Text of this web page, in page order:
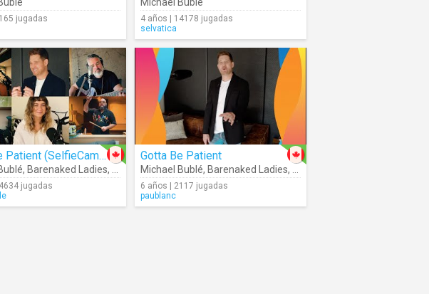
jugadas
4 años | 14178 jugadas
selvatica
Gotta Be Patient (SelfieCamJam)
, Barenaked Ladies, Sofia Reyes
jugadas
Gotta Be Patient
Michael Bublé, Barenaked Ladies,
6 años | 2117 jugadas
paublanc